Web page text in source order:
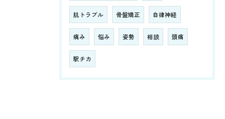
肌トラブル 骨盤矯正 自律神経
痛み 悩み 姿勢 相談 頭痛
駅チカ